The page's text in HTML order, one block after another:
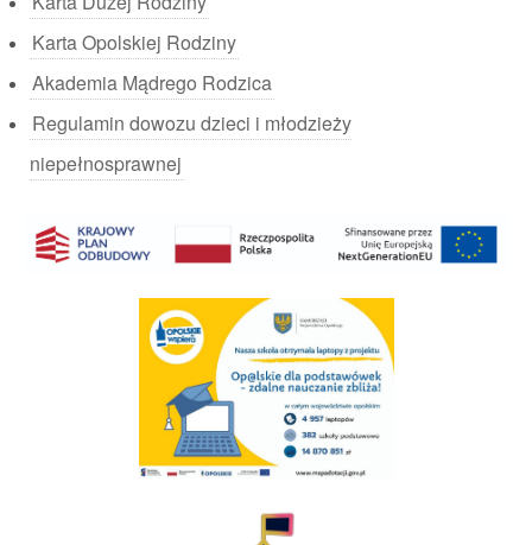
Karta Opolskiej Rodziny
Akademia Mądrego Rodzica
Regulamin dowozu dzieci i młodzieży
niepełnosprawnej